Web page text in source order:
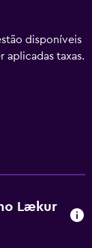
disponíveis
aplicadas taxas.
Lækur